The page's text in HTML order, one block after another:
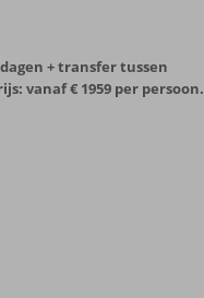
+ transfer tussen
vanaf € 1959 per persoon.